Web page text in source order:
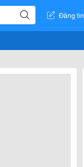
Đăng tin